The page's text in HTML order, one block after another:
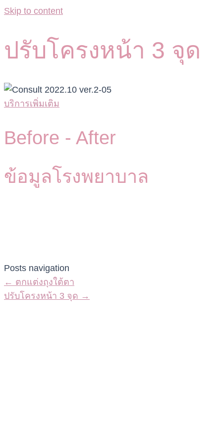
Skip to content
ปรับโครงหน้า 3 จุด
บริการเพิ่มเติม
Before - After
ข้อมูลโรงพยาบาล
Posts navigation
← ตกแต่งถุงใต้ตา
ปรับโครงหน้า 3 จุด →